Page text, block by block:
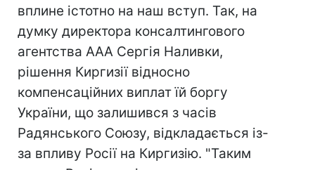
вплине істотно на наш вступ. Так, на
думку директора консалтингового
агентства ААА Сергія Наливки,
рішення Киргизії відносно
компенсаційних виплат їй боргу
України, що залишився з часів
Радянського Союзу, відкладається із-
за впливу Росії на Киргизію. "Таким